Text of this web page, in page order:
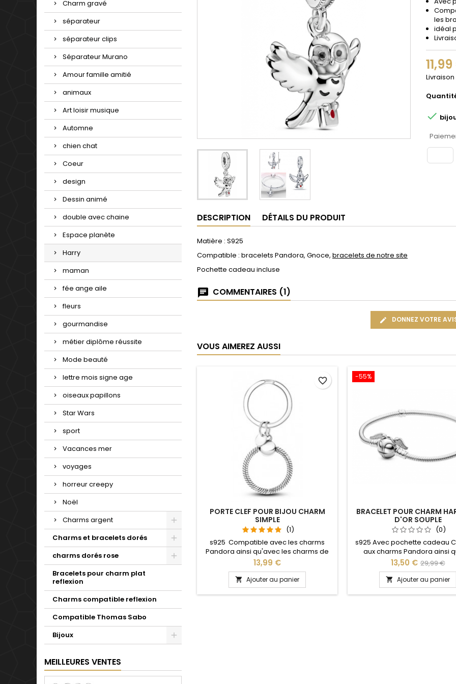
Charm gravé
séparateur
séparateur clips
Séparateur Murano
Amour famille amitié
animaux
Art loisir musique
Automne
chien chat
Coeur
design
Dessin animé
double avec chaine
Espace planète
Harry
maman
fée ange aile
fleurs
gourmandise
métier diplôme réussite
Mode beauté
lettre mois signe age
oiseaux papillons
Star Wars
sport
Vacances mer
voyages
horreur creepy
Noël
Charms argent
Charms et bracelets dorés
charms dorés rose
Bracelets pour charm plat
reflexion
Charms compatible reflexion
Compatible Thomas Sabo
Bijoux
MEILLEURES VENTES
les
idéal

DESCRIPTION DÉTAILS DU PRODUIT
Matière : S925
Compatible : bracelets Pandora, Gnoce, bracelets de notre site
Pochette cadeau incluse
COMMENTAIRES (1)
DONNEZ VOTRE
VOUS AIMEREZ AUSSI
PORTE CLEF POUR BIJOU CHARM
SIMPLE
(1)
s925 Compatible avec les charms
Pandora ainsi qu'avec les charms de
notre site idéal pour : Noël, Saint
Valentin, anniversaire, anniversaire de
mariage L'ouverture pour les charms
se fait au niveau de la boule
Prix
13,99 €
 Ajouter au panier
favorite_border -55%
BRACELET POUR CHARM
D'OR SOUPLE
(0)
s925 Avec pochette cadeau
aux charms Pandora ainsi
charms de notre site idéal
Saint Valentin, anniversaire,
fan Livraison sous 3 à 5 jours
Pour la dimensions nous
2cm en plus par rapport
Prix
13,50 € Prix
de
base
29,99 €
 Ajouter au panier